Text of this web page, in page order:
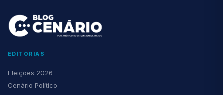
EDITORIAS
Eleições 2026
Cenário Político